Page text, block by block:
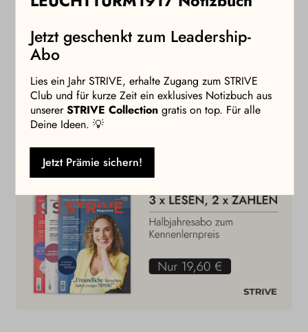
zu schieben, sondern schon über den Tag und die Woche
hinweg einzubauen. Zweitens sollte man sich mit Menschen
der beste und stärkste Airbag für mentale Gesundheit.
Drittens sollte man immer wieder Dinge tun, die überhaupt
nichts mit Leistung zu tun haben, in denen man einfach nur
unsere Psyche.
Jetzt geschenkt zum Leadership-
Abo
Lies ein Jahr STRIVE, erhalte Zugang zum STRIVE
Club und für kurze Zeit ein exklusives Notizbuch aus
unsererSTRIVE Collection gratis on top. Für alle
Deine Ideen. 💡
Jetzt Prämie sichern!